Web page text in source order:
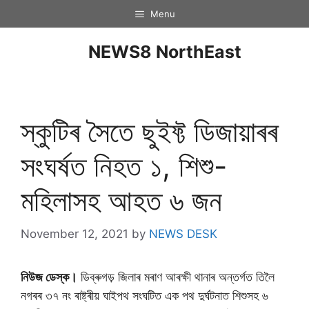
Menu
NEWS8 NorthEast
স্কুটিৰ সৈতে ছুইফ্ট ডিজায়াৰৰ
সংঘৰ্ষত নিহত ১, শিশু-
মহিলাসহ আহত ৬ জন
November 12, 2021 by NEWS DESK
নিউজ ডেস্ক। ডিব্ৰুগড় জিলাৰ মৰাণ আৰক্ষী থানাৰ অন্তৰ্গত তিলৈ
নগৰৰ ৩৭ নং ৰাষ্ট্ৰীয় ঘাইপথ সংঘটিত এক পথ দুৰ্ঘটনাত শিশুসহ ৬